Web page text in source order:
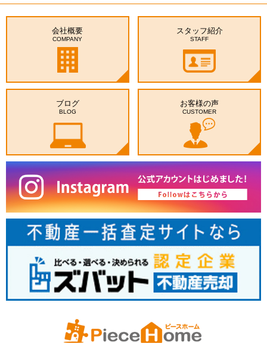
会社概要
COMPANY
スタッフ紹介
STAFF
ブログ
BLOG
お客様の声
CUSTOMER